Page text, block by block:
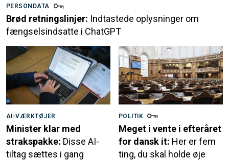
PERSONDATA
Brød retningslinjer: Indtastede oplysninger om
fængselsindsatte i ChatGPT
AI-VÆRKTØJER
Minister klar med
strakspakke: Disse AI-
tiltag sættes i gang
POLITIK
Meget i vente i efteråret
for dansk it: Her er fem
ting, du skal holde øje